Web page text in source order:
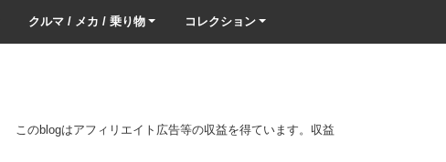
クルマ / メカ / 乗り物 コレクション
のblogはアフィリエイト広告等の収益を得ています。収益